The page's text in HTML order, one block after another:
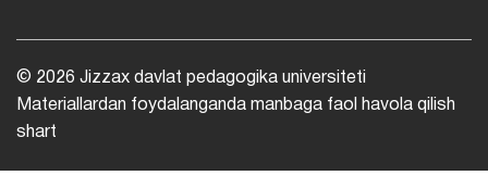
© 2026 Jizzax davlat pedagogika universiteti
Materiallardan foydalanganda manbaga faol havola qilish
shart